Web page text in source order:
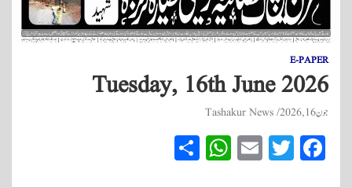
E-PAPER
Tuesday, 16th June 2026
جون 16, 2026 Tashakur News
Fa
ce
T
wi
E
m
W
ha